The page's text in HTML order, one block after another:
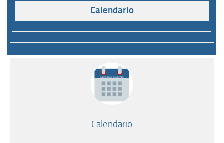
Calendario
Calendario